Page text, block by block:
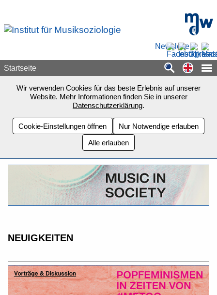
mdw -
Newsletter
Startseite
Wir verwenden Cookies für das beste Erlebnis auf unserer
Website. Mehr Informationen finden Sie in unserer
Datenschutzerklärung.
Cookie-Einstellungen öffnen
Nur Notwendige erlauben
Alle erlauben
NEUIGKEITEN